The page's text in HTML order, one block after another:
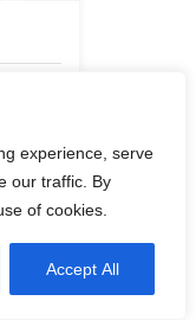
experience, serve
our traffic. By
of cookies.
Accept All